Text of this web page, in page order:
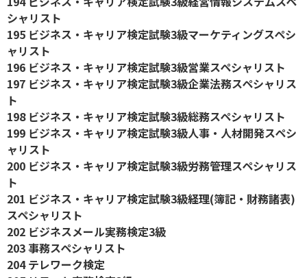
シャリスト
195 ビジネス・キャリア検定試験3級マーケティングスペシ
ャリスト
196 ビジネス・キャリア検定試験3級営業スペシャリスト
197 ビジネス・キャリア検定試験3級企業法務スペシャリス
ト
198 ビジネス・キャリア検定試験3級総務スペシャリスト
199 ビジネス・キャリア検定試験3級人事・人材開発スペシ
ャリスト
200 ビジネス・キャリア検定試験3級労務管理スペシャリス
ト
201 ビジネス・キャリア検定試験3級経理(簿記・財務諸表)
スペシャリスト
202 ビジネスメール実務検定3級
203 事務スペシャリスト
204 テレワーク検定